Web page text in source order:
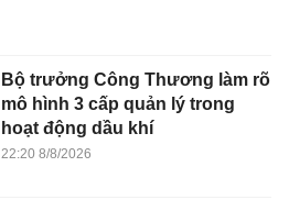
Bộ trưởng Công Thương làm rõ
mô hình 3 cấp quản lý trong
hoạt động dầu khí
22:20 8/8/2026